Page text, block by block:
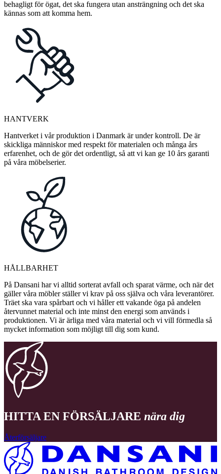
behagligt för ögat, det ska fungera utan ansträngning och det ska
kännas som att komma hem.
HANTVERK
Hantverket i vår produktion i Danmark är under kontroll. De är
skickliga människor med respekt för materialen och många års
erfarenhet, och de gör det ordentligt, så att vi kan ge 10 års garanti
på våra möbelserier.
HÅLLBARHET
På Dansani har vi alltid sorterat avfall och sparat värme, och när det
gäller våra möbler ställer vi krav på oss själva och våra leverantörer.
Träet ska vara spårbart och vi håller ett vakande öga på andelen
återvunnet material och inte minst den energi som används i
produktionen. Vi är ärliga med våra material och vi vill förmedla så
mycket information som möjligt till dig som kund.
HITTA EN FÖRSÄLJARE nära dig
Återförsäljare